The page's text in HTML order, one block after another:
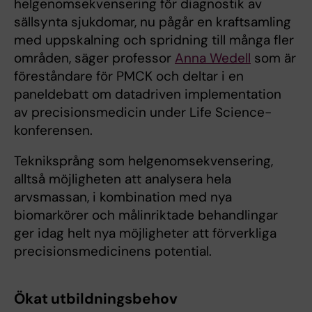
helgenomsekvensering för diagnostik av
sällsynta sjukdomar, nu pågår en kraftsamling
med uppskalning och spridning till många fler
områden, säger professor Anna Wedell som är
föreståndare för PMCK och deltar i en
paneldebatt om datadriven implementation
av precisionsmedicin under Life Science-
konferensen.
Tekniksprång som helgenomsekvensering,
alltså möjligheten att analysera hela
arvsmassan, i kombination med nya
biomarkörer och målinriktade behandlingar
ger idag helt nya möjligheter att förverkliga
precisionsmedicinens potential.
Ökat utbildningsbehov